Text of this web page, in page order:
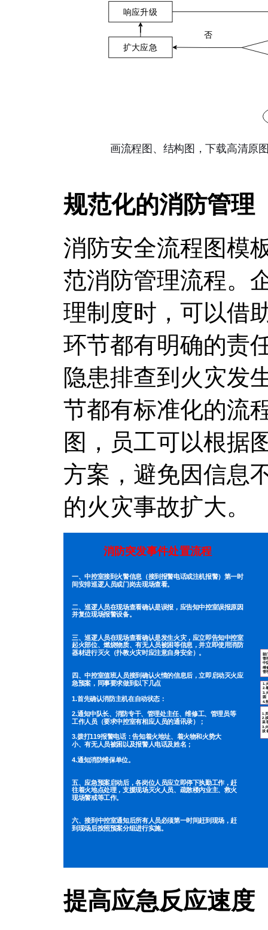
规范化的消防管理
消防安全流程图模
范消防管理流程。
理制度时，可以借
环节都有明确的责
隐患排查到火灾发
节都有标准化的流
图，员工可以根据
方案，避免因信息
的火灾事故扩大。
提高应急反应速度